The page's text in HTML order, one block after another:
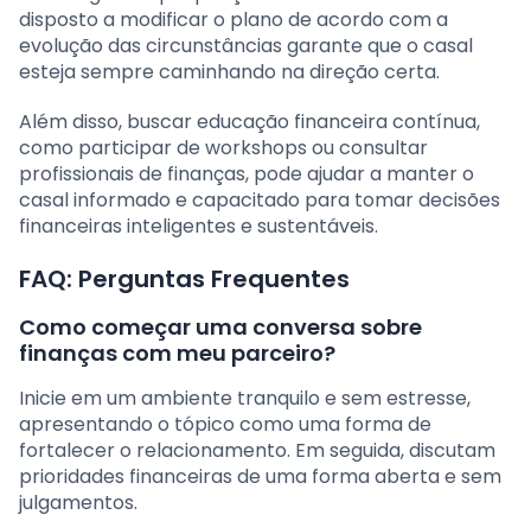
disposto a modificar o plano de acordo com a
evolução das circunstâncias garante que o casal
esteja sempre caminhando na direção certa.
Além disso, buscar educação financeira contínua,
como participar de workshops ou consultar
profissionais de finanças, pode ajudar a manter o
casal informado e capacitado para tomar decisões
financeiras inteligentes e sustentáveis.
FAQ: Perguntas Frequentes
Como começar uma conversa sobre
finanças com meu parceiro?
Inicie em um ambiente tranquilo e sem estresse,
apresentando o tópico como uma forma de
fortalecer o relacionamento. Em seguida, discutam
prioridades financeiras de uma forma aberta e sem
julgamentos.